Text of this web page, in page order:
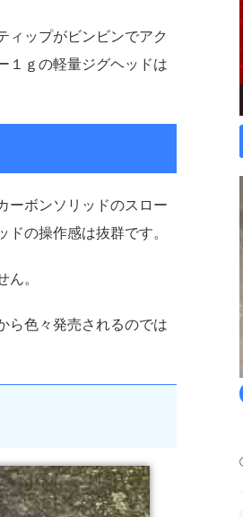
ィップがビンビンでアク
１ｇの軽量ジグヘッドは
ーボンソリッドのスロー
の操作感は抜群です。
。
ら色々発売されるのでは